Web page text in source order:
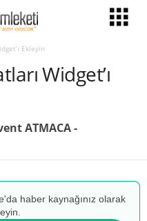
Ekleyin
Widget’ı
ATMACA-
haber kaynağınız olarak